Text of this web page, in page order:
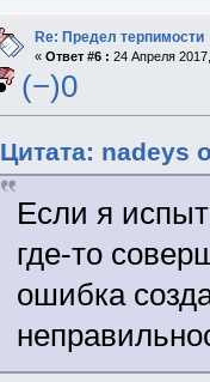
Re: Предел терпимости
« Ответ #6 : 24 Апреля
(−)0
Цитата: nadeys
Если я
где-то
ошибка